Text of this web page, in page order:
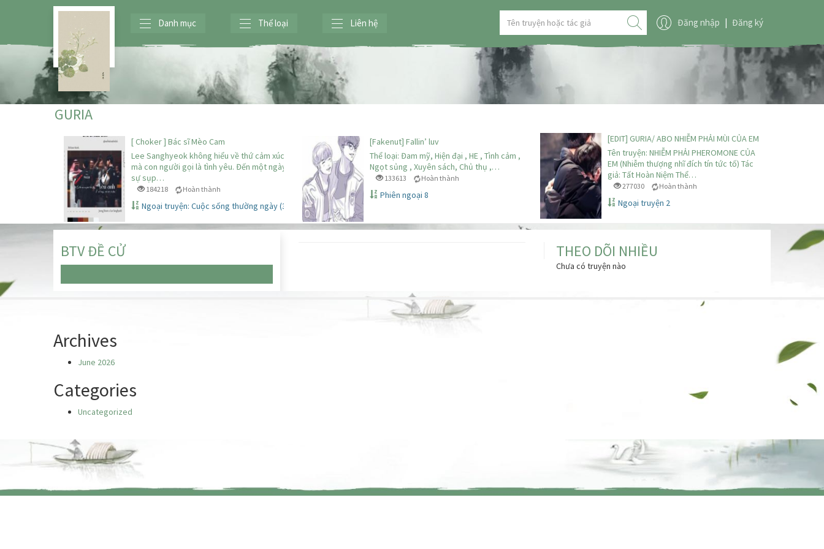
Danh mục Thể loại Liên hệ Đăng nhập | Đăng ký
GURIA
[ Choker ] Bác sĩ Mèo Cam
Lee Sanghyeok không hiểu về thứ cảm xúc
mà con người gọi là tình yêu. Đến một ngày
sự sụp…
184218 Hoàn thành
Ngoại truyện: Cuộc sống thường ngày (3)
[Fakenut] Fallin’ luv
Thể loại: Đam mỹ, Hiện đại , HE , Tình cảm ,
Ngọt sủng , Xuyên sách, Chủ thụ ,…
133613 Hoàn thành
Phiên ngoại 8
[EDIT] GURIA/ ABO NHIỄM PHẢI MÙI CỦA EM
Tên truyện: NHIỄM PHẢI PHEROMONE CỦA
EM (Nhiễm thượng nhĩ đích tín tức tố) Tác
giả: Tất Hoàn Niệm Thể…
277030 Hoàn thành
Ngoại truyện 2
BTV ĐỀ CỬ THEO DÕI NHIỀU
Chưa có truyện nào
Archives
June 2026
Categories
Uncategorized